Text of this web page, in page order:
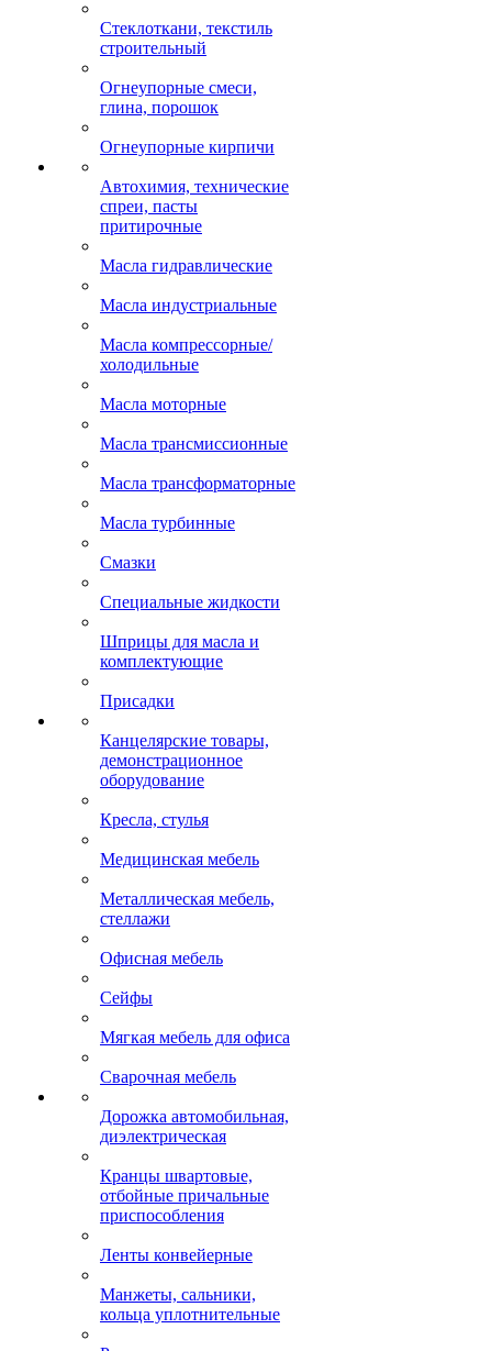
Стеклоткани, текстиль
строительный
Огнеупорные смеси,
глина, порошок
Огнеупорные кирпичи
Автохимия, технические
спреи, пасты
притирочные
Масла гидравлические
Масла индустриальные
Масла компрессорные/
холодильные
Масла моторные
Масла трансмиссионные
Масла трансформаторные
Масла турбинные
Смазки
Специальные жидкости
Шприцы для масла и
комплектующие
Присадки
Канцелярские товары,
демонстрационное
оборудование
Кресла, стулья
Медицинская мебель
Металлическая мебель,
стеллажи
Офисная мебель
Сейфы
Мягкая мебель для офиса
Сварочная мебель
Дорожка автомобильная,
диэлектрическая
Кранцы швартовые,
отбойные причальные
приспособления
Ленты конвейерные
Манжеты, сальники,
кольца уплотнительные